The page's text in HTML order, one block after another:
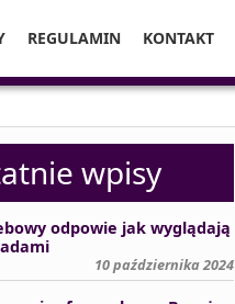
REGULAMIN KONTAKT
wpisy
odpowie jak wyglądają
10 października 2024